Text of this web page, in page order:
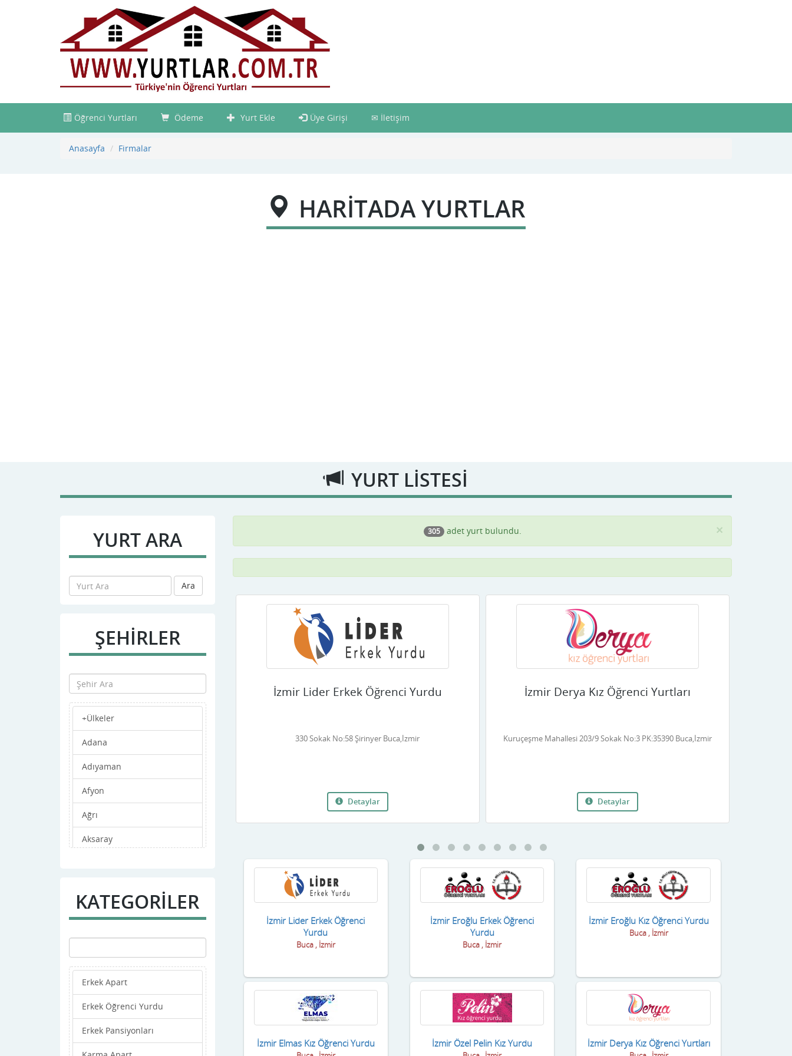
Öğrenci Yurtları Ödeme Yurt Ekle Üye Girişi İletişim
Anasayfa Firmalar
HARİTADA YURTLAR
YURT LİSTESİ
YURT ARA
Ara
ŞEHİRLER
+Ülkeler
Adana
Adıyaman
Afyon
Ağrı
Aksaray
Antalya
Ardahan
Artvin
Aydın
Balıkesir
Bartın
KATEGORİLER
Erkek Apart
Erkek Öğrenci Yurdu
Erkek Pansiyonları
×
305 adet yurt bulundu.
İzmir Lider Erkek Öğrenci Yurdu
330 Sokak No:58 Şirinyer Buca,İzmir
Detaylar
İzmir Derya Kız Öğrenci Yurtları
Kuruçeşme Mahallesi 203/9 Sokak No:3 PK:35390 Buca,İzmir
Detaylar
İzmir Lider Erkek Öğrenci
Yurdu
Buca , İzmir
İzmir Eroğlu Erkek Öğrenci
Yurdu
Buca , İzmir
İzmir Eroğlu Kız Öğrenci Yurdu
Buca , İzmir
İzmir Elmas Kız Öğrenci Yurdu İzmir Özel Pelin Kız Yurdu İzmir Derya Kız Öğrenci Yurtları